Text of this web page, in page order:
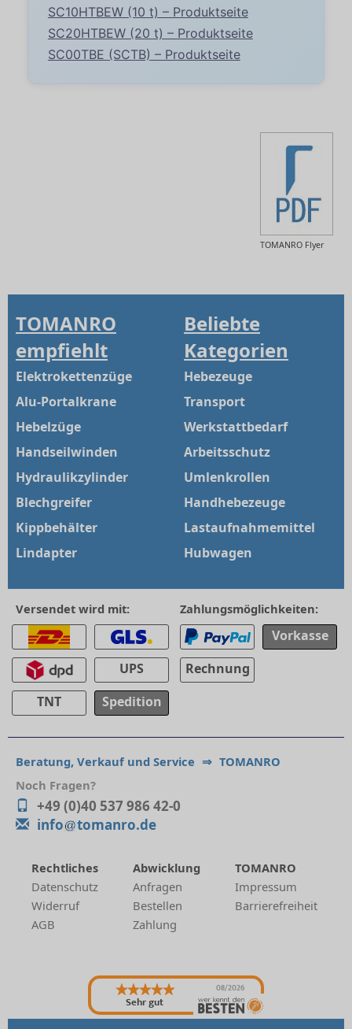
SC10HTBEW (10 t) – Produktseite
SC20HTBEW (20 t) – Produktseite
SC00TBE (SCTB) – Produktseite
TOMANRO Flyer
TOMANRO
empfiehlt
Elektrokettenzüge
Alu-Portalkrane
Hebelzüge
Handseilwinden
Hydraulikzylinder
Blechgreifer
Kippbehälter
Lindapter
Beliebte
Kategorien
Hebezeuge
Transport
Werkstattbedarf
Arbeitsschutz
Umlenkrollen
Handhebezeuge
Lastaufnahmemittel
Hubwagen
Versendet wird mit:
UPS
TNT
Spedition
Zahlungsmöglichkeiten:
Vorkasse
Rechnung
Beratung, Verkauf und Service ⇒ TOMANRO
Noch Fragen?
+49 (0)40 537 986 42-0
info
tomanro.de
Rechtliches
Datenschutz
Widerruf
AGB
Abwicklung
Anfragen
Bestellen
Zahlung
TOMANRO
Impressum
Barrierefreiheit
Sehr gut
08/2026